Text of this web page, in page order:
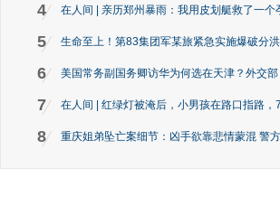
4 在人间 | 亲历郑州暴雨：我用皮划艇救了一个
5 生命至上！第83集团军某旅紧急实施爆破分洪
6 美国常务副国务卿访华为何选在天津？外交部
7 在人间 | 红绿灯被淹后，小男孩在路口指路，
8 重庆姐弟坠亡案细节：凶手欲靠悲情蒙混 警